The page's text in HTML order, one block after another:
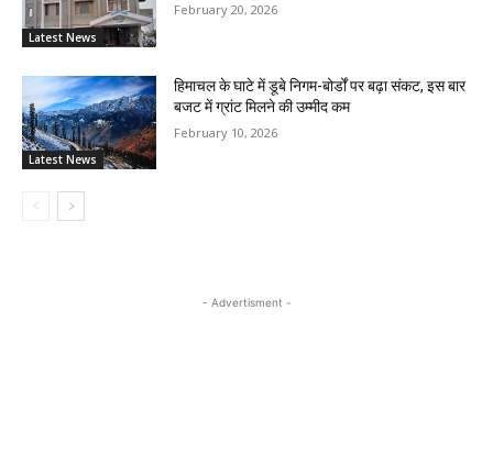
Latest News
February 20, 2026
Latest News
हिमाचल के घाटे में डूबे निगम-बोर्डों पर बढ़ा संकट, इस बार
बजट में ग्रांट मिलने की उम्मीद कम
February 10, 2026
- Advertisment -